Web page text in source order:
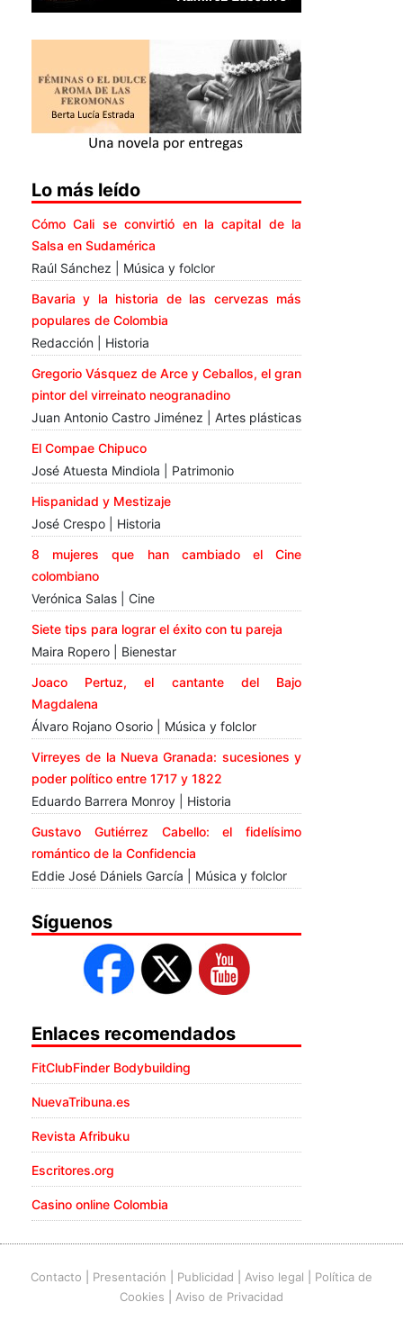
Lo más leído
Cómo Cali se convirtió en la capital de la
Salsa en Sudamérica
Raúl Sánchez | Música y folclor
Bavaria y la historia de las cervezas más
populares de Colombia
Redacción | Historia
Gregorio Vásquez de Arce y Ceballos, el gran
pintor del virreinato neogranadino
Juan Antonio Castro Jiménez | Artes plásticas
El Compae Chipuco
José Atuesta Mindiola | Patrimonio
Hispanidad y Mestizaje
José Crespo | Historia
8 mujeres que han cambiado el Cine
colombiano
Verónica Salas | Cine
Siete tips para lograr el éxito con tu pareja
Maira Ropero | Bienestar
Joaco Pertuz, el cantante del Bajo
Magdalena
Álvaro Rojano Osorio | Música y folclor
Virreyes de la Nueva Granada: sucesiones y
poder político entre 1717 y 1822
Eduardo Barrera Monroy | Historia
Gustavo Gutiérrez Cabello: el fidelísimo
romántico de la Confidencia
Eddie José Dániels García | Música y folclor
Síguenos
Enlaces recomendados
FitClubFinder Bodybuilding
NuevaTribuna.es
Revista Afribuku
Escritores.org
Casino online Colombia
Contacto Presentación Publicidad Aviso legal
Política de
Cookies
Aviso de Privacidad